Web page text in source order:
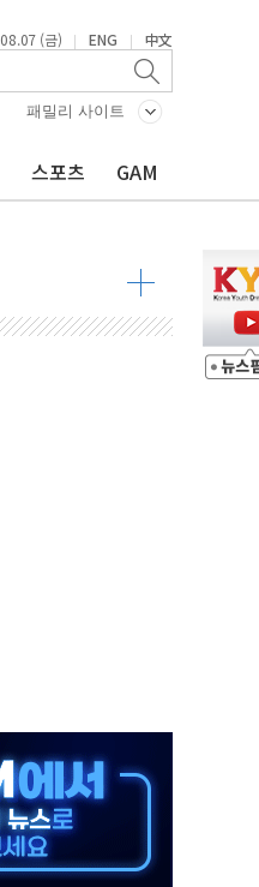
(금) | ENG | 中文
패밀리 사이트
스포츠 GAM
동 화약고
격탄' 우려